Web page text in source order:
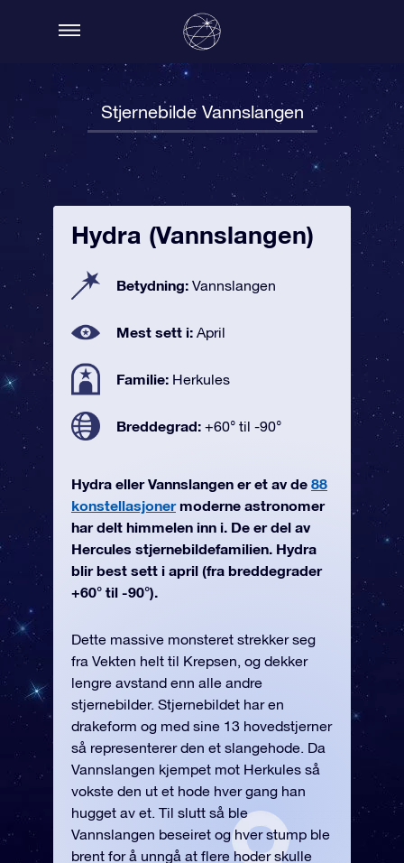
Stjernebilde Vannslangen
Hydra (Vannslangen)
Betydning: Vannslangen
Mest sett i: April
Familie: Herkules
Breddegrad: +60° til -90°
Hydra eller Vannslangen er et av de 88
konstellasjonermoderne astronomer
har delt himmelen inn i. De er del av
Hercules stjernebildefamilien. Hydra
blir best sett i april (fra breddegrader
+60° til -90°).
Dette massive monsteret strekker seg
fra Vekten helt til Krepsen, og dekker
lengre avstand enn alle andre
stjernebilder. Stjernebildet har en
drakeform og med sine 13 hovedstjerner
så representerer den et slangehode. Da
Vannslangen kjempet mot Herkules så
vokste den ut et hode hver gang han
hugget av et. Til slutt så ble
Vannslangen beseiret og hver stump ble
brent for å unngå at flere hoder skulle